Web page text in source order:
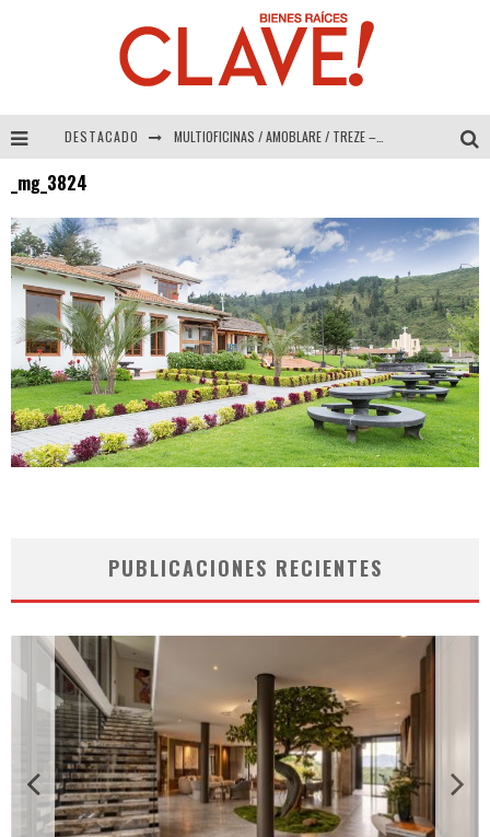
DESTACADO MULTIOFICINAS / AMOBLARE / TREZE – Especial Interiorismo & Decoración 2026
COLINEAL – Especial Interiorismo & Decoración 2026
_mg_3824
PUBLICACIONES RECIENTES